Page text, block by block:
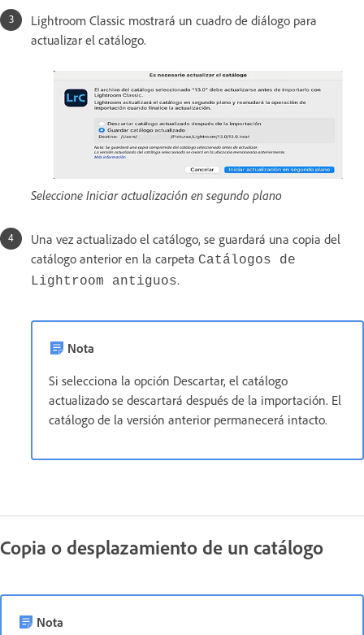
Lightroom Classic mostrará un cuadro de diálogo para
actualizar el catálogo.
Seleccione Iniciar actualización en segundo plano
Una vez actualizado el catálogo, se guardará una copia del
catálogo anterior en la carpeta Catálogos de
Lightroom antiguos.
Nota
Si selecciona la opción Descartar, el catálogo
actualizado se descartará después de la importación. El
catálogo de la versión anterior permanecerá intacto.
Copia o desplazamiento de un catálogo
Nota